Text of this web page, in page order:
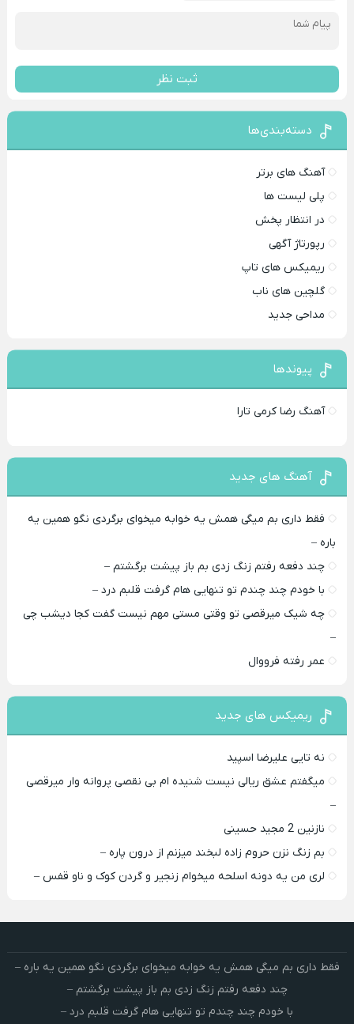
ثبت نظر
دسته‌بندی‌ها
آهنگ های برتر
پلی لیست ها
در انتظار پخش
رپورتاژ آگهی
ریمیکس های تاپ
گلچین های ناب
مداحی جدید
پیوندها
آهنگ رضا کرمی تارا
آهنگ های جدید
فقط داری بم میگی همش یه خوابه میخوای برگردی نگو همین یه
باره –
چند دفعه رفتم زنگ زدی بم باز پیشت برگشتم –
با خودم چند چندم تو تنهایی هام گرفت قلبم درد –
چه شیک میرقصی تو وقتی مستی مهم نیست گفت کجا دیشب چی
–
عمر رفته فرووال
ریمیکس های جدید
نه تایی علیرضا اسپید
میگفتم عشق ریالی نیست شنیده ام بی نقصی پروانه وار میرقصی
–
نازنین 2 مجید حسینی
بم زنگ نزن حروم زاده لبخند میزنم از درون پاره –
لری من یه دونه اسلحه میخوام زﻧﺠﻴﺮ و ﮔﺮدن ﻛﻮک و ﻧﺎو ﻗﻔﺲ –
فقط داری بم میگی همش یه خوابه میخوای برگردی نگو همین یه باره –
چند دفعه رفتم زنگ زدی بم باز پیشت برگشتم –
با خودم چند چندم تو تنهایی هام گرفت قلبم درد –